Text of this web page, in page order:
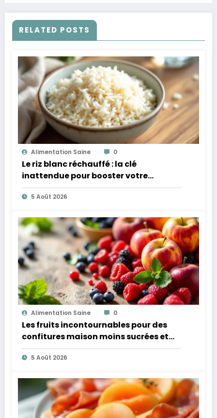
RELATED POSTS
Alimentation Saine 0
Le riz blanc réchauffé : la clé
inattendue pour booster votre
microbiote
5 Août 2026
Alimentation Saine 0
Les fruits incontournables pour des
confitures maison moins sucrées et
plus légères
5 Août 2026